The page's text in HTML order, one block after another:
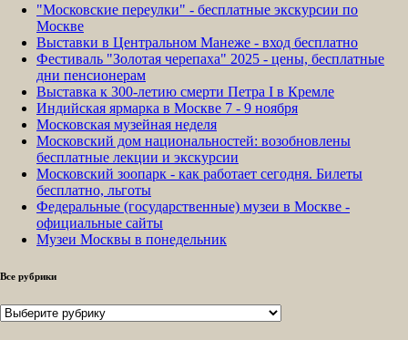
"Московские переулки" - бесплатные экскурсии по
Москве
Выставки в Центральном Манеже - вход бесплатно
Фестиваль "Золотая черепаха" 2025 - цены, бесплатные
дни пенсионерам
Выставка к 300-летию смерти Петра I в Кремле
Индийская ярмарка в Москве 7 - 9 ноября
Московская музейная неделя
Московский дом национальностей: возобновлены
бесплатные лекции и экскурсии
Московский зоопарк - как работает сегодня. Билеты
бесплатно, льготы
Федеральные (государственные) музеи в Москве -
официальные сайты
Музеи Москвы в понедельник
Все рубрики
Все